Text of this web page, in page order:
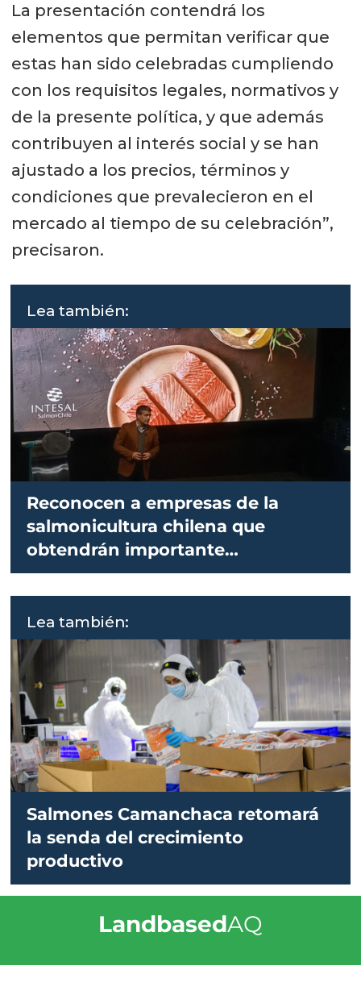
La presentación contendrá los
elementos que permitan verificar que
estas han sido celebradas cumpliendo
con los requisitos legales, normativos y
de la presente política, y que además
contribuyen al interés social y se han
ajustado a los precios, términos y
condiciones que prevalecieron en el
mercado al tiempo de su celebración”,
precisaron.
Lea también:
Reconocen a empresas de la
salmonicultura chilena que
obtendrán importante
certificación
Lea también:
Salmones Camanchaca retomará
la senda del crecimiento
productivo
LandbasedAQ